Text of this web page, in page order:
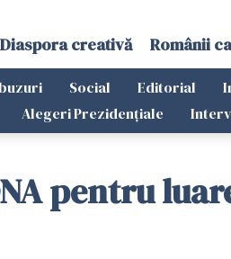
Diaspora creativă Românii
Social Editorial
Alegeri Prezidențiale
pentru